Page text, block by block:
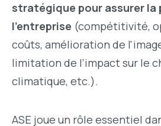
stratégique pour assurer la
l'entreprise (compétitivité,
coûts, amélioration de
limitation de l’impact sur le
climatique, etc.).
ASE joue un rôle essentiel